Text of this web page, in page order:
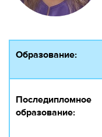
Образование:
Последипломное
образование: